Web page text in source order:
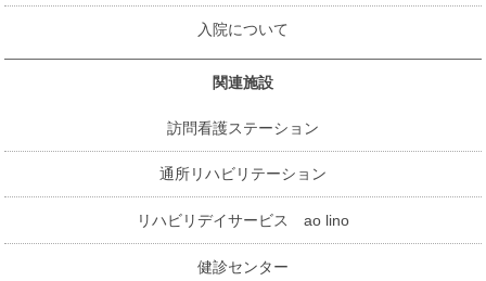
入院について
関連施設
訪問看護ステーション
通所リハビリテーション
リハビリデイサービス ao lino
健診センター